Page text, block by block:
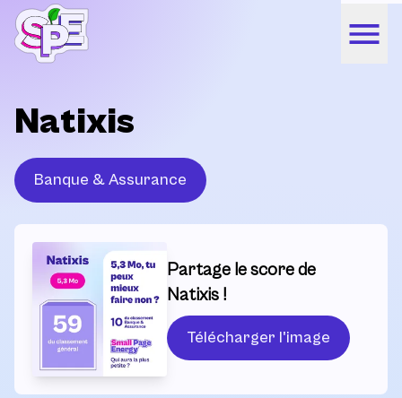
Natixis
Banque & Assurance
Partage le score de
Natixis !
Télécharger l'image